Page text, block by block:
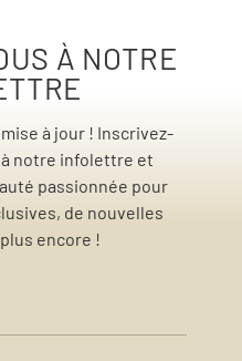
À NOTRE
à jour ! Inscrivez-
notre infolettre et
passionnée pour
de nouvelles
encore !